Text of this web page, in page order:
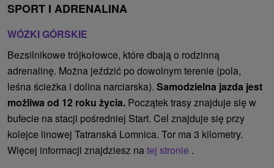
SPORT I ADRENALINA
WÓZKI GÓRSKIE
Bezsilnikowe trójkołowce, które dbają o rodzinną
adrenalinę. Można jeździć po dowolnym terenie (pola,
leśna ścieżka i dolina narciarska). Samodzielna jazda jest
możliwa od 12 roku życia. Początek trasy znajduje się w
bufecie na stacji pośredniej Start. Cel znajduje się przy
kolejce linowej Tatranská Lomnica. Tor ma 3 kilometry.
Więcej informacji znajdziesz natej stronie .